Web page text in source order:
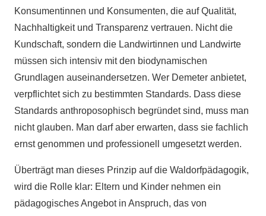
Konsumentinnen und Konsumenten, die auf Qualität,
Nachhaltigkeit und Transparenz vertrauen. Nicht die
Kundschaft, sondern die Landwirtinnen und Landwirte
müssen sich intensiv mit den biodynamischen
Grundlagen auseinandersetzen. Wer Demeter anbietet,
verpflichtet sich zu bestimmten Standards. Dass diese
Standards anthroposophisch begründet sind, muss man
nicht glauben. Man darf aber erwarten, dass sie fachlich
ernst genommen und professionell umgesetzt werden.
Überträgt man dieses Prinzip auf die Waldorfpädagogik,
wird die Rolle klar: Eltern und Kinder nehmen ein
pädagogisches Angebot in Anspruch, das von